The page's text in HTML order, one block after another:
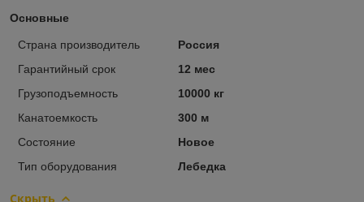
Основные
Страна производитель
Россия
Гарантийный срок
12 мес
Грузоподъемность
10000 кг
Канатоемкость
300 м
Состояние
Новое
Тип оборудования
Лебедка
Скрыть